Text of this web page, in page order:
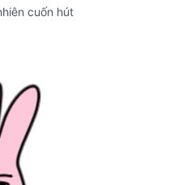
cuốn hút